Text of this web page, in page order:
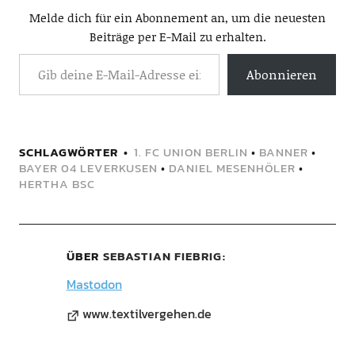
Melde dich für ein Abonnement an, um die neuesten
Beiträge per E-Mail zu erhalten.
Abonnieren
SCHLAGWÖRTER 1. FC UNION BERLIN • BANNER •
BAYER 04 LEVERKUSEN • DANIEL MESENHÖLER •
HERTHA BSC
ÜBER SEBASTIAN FIEBRIG
Mastodon
www.textilvergehen.de